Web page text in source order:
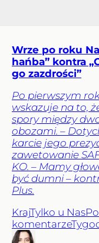
Wrze po roku
hańba” kontra
go zazdrości”
Po pierwszym
wskazuje na to,
spory między
obozami. –
karcie jego
zawetowanie
KO. – Mamy
być dumni –
Plus.
KrajTylko u Nas
komentarze